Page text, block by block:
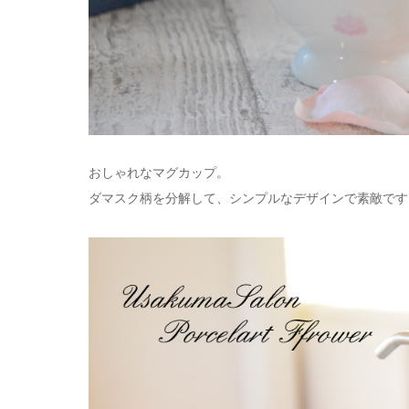
おしゃれなマグカップ。
ダマスク柄を分解して、シンプルなデザインで素敵で